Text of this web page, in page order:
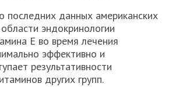
последних данных американских
эндокринологии
Е во время лечения
эффективно и
результативности
других групп.